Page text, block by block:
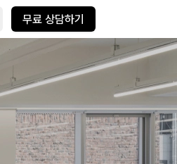
무료 상담하기